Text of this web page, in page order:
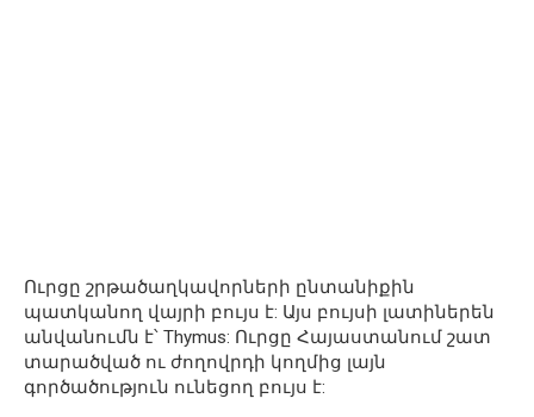
Ուրցը շրթածաղկավորների ընտանիքին
պատկանող վայրի բույս է: Այս բույսի լատիներեն
անվանումն է՝ Thymus: Ուրցը Հայաստանում շատ
տարածված ու ժողովրդի կողմից լայն
գործածություն ունեցող բույս է: